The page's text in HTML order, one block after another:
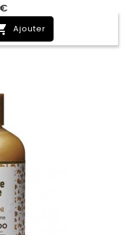
Ajouter